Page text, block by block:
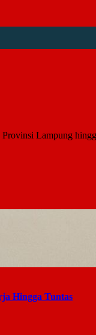
Lampung
Hingga Tuntas